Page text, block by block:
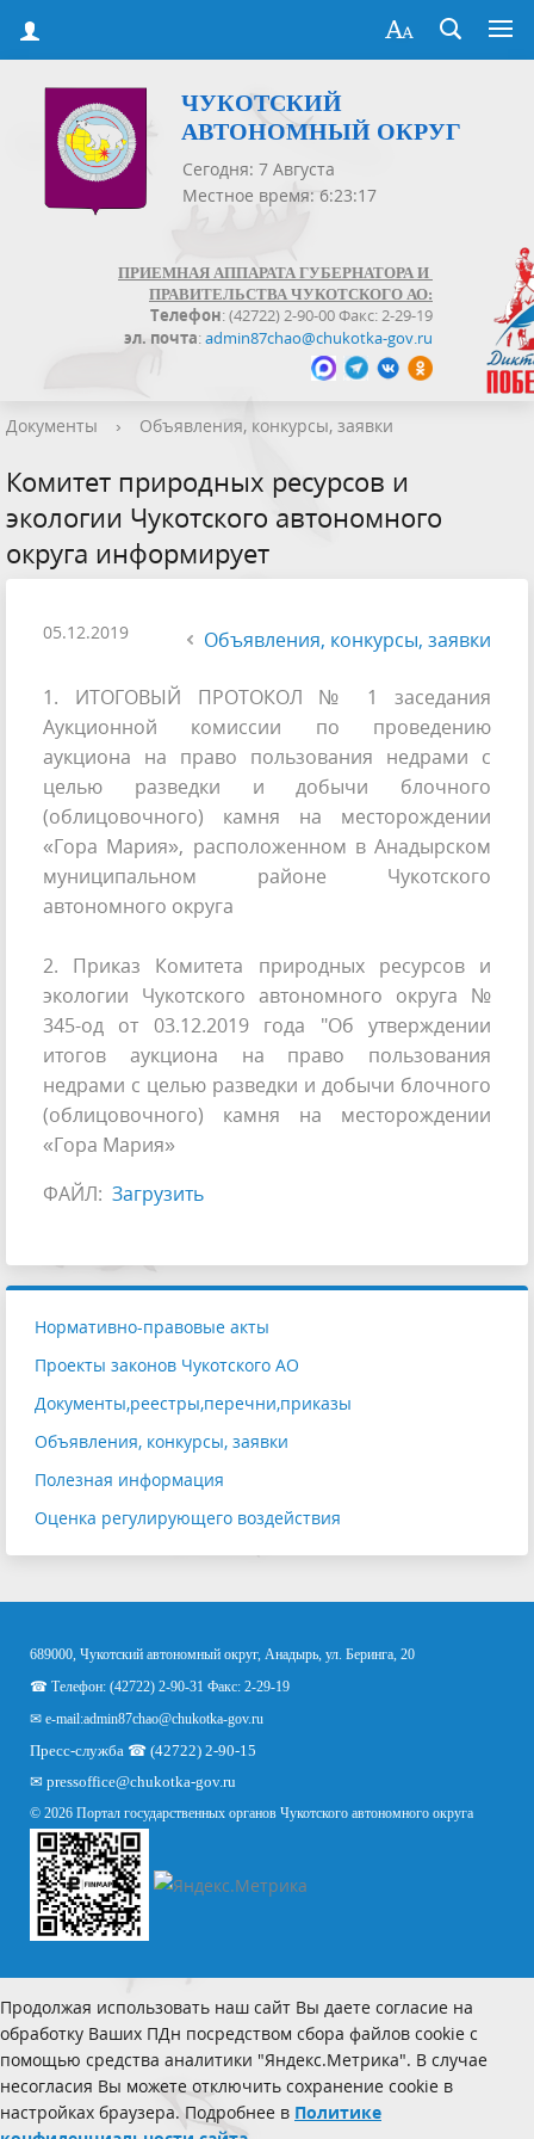
ЧУКОТСКИЙ
АВТОНОМНЫЙ ОКРУГ
Сегодня: 7 Августа
Местное время: 6:23:17
ПРИЕМНАЯ АППАРАТА ГУБЕРНАТОРА И
ПРАВИТЕЛЬСТВА ЧУКОТСКОГО АО:
Телефон: (42722) 2-90-00 Факс: 2-29-19
эл. почта:admin87chao@chukotka-gov.ru
Документы › Объявления, конкурсы, заявки
Комитет природных ресурсов и
экологии Чукотского автономного
округа информирует
05.12.2019 Объявления, конкурсы, заявки
1. ИТОГОВЫЙ ПРОТОКОЛ № 1 заседания
Аукционной комиссии по проведению
аукциона на право пользования недрами с
целью разведки и добычи блочного
(облицовочного) камня на месторождении
«Гора Мария», расположенном в Анадырском
муниципальном районе Чукотского
автономного округа
2. Приказ Комитета природных ресурсов и
экологии Чукотского автономного округа №
345-од от 03.12.2019 года "Об утверждении
итогов аукциона на право пользования
недрами с целью разведки и добычи блочного
(облицовочного) камня на месторождении
«Гора Мария»
ФАЙЛ: Загрузить
Нормативно-правовые акты
Проекты законов Чукотского АО
Документы,реестры,перечни,приказы
Объявления, конкурсы, заявки
Полезная информация
Оценка регулирующего воздействия
689000, Чукотский автономный округ, Анадырь, ул. Беринга, 20
☎ Телефон: (42722) 2-90-31 Факс: 2-29-19
✉ e-mail:admin87chao@chukotka-gov.ru
Пресс-служба ☎ (42722) 2-90-15
✉ pressoffice@chukotka-gov.ru
© 2026 Портал государственных органов Чукотского автономного округа
Продолжая использовать наш сайт Вы даете согласие на
обработку Ваших ПДн посредством сбора файлов cookie с
помощью средства аналитики "Яндекс.Метрика". В случае
несогласия Вы можете отключить сохранение cookie в
настройках браузера. Подробнее в Политике